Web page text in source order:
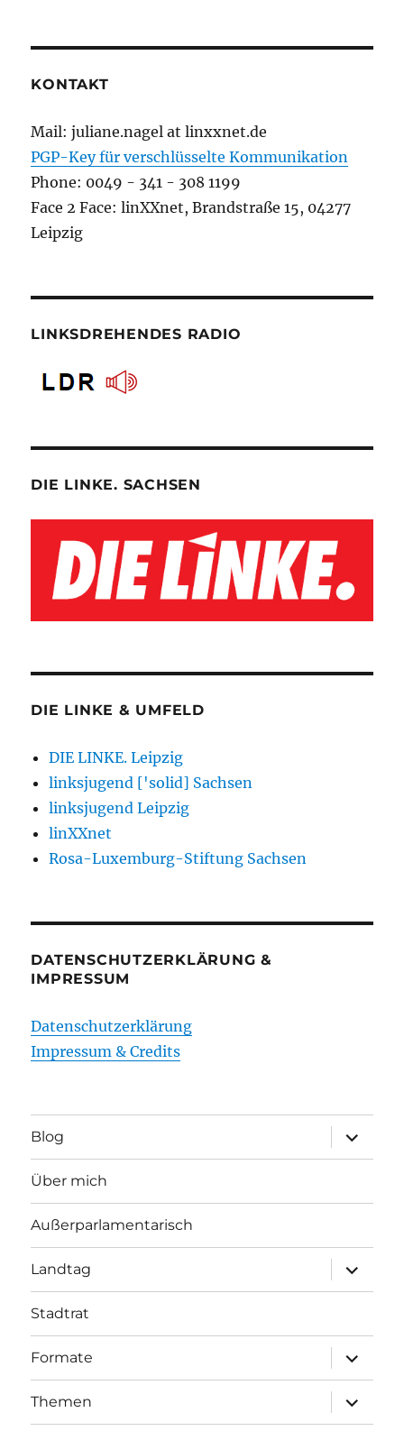
KONTAKT
Mail: juliane.nagel at linxxnet.de
PGP-Key für verschlüsselte Kommunikation
Phone: 0049 - 341 - 308 1199
Face 2 Face: linXXnet, Brandstraße 15, 04277
Leipzig
LINKSDREHENDES RADIO
DIE LINKE. SACHSEN
DIE LINKE & UMFELD
DIE LINKE. Leipzig
linksjugend ['solid] Sachsen
linksjugend Leipzig
linXXnet
Rosa-Luxemburg-Stiftung Sachsen
DATENSCHUTZERKLÄRUNG &
IMPRESSUM
Datenschutzerklärung
Impressum & Credits
Blog
öffnen
Über mich
Außerparlamentarisch
Landtag
öffnen
Stadtrat
Formate
öffnen
Themen
öffnen